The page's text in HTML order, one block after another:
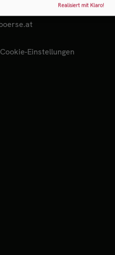
Cookie-Einstellungen
Realisiert mit Klaro!